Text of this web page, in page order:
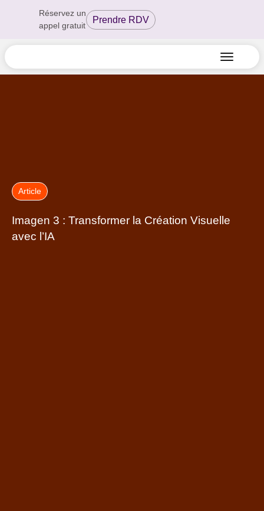
Réservez un
appel gratuit
Prendre RDV
Article
Imagen 3 : Transformer la Création Visuelle
avec l’IA